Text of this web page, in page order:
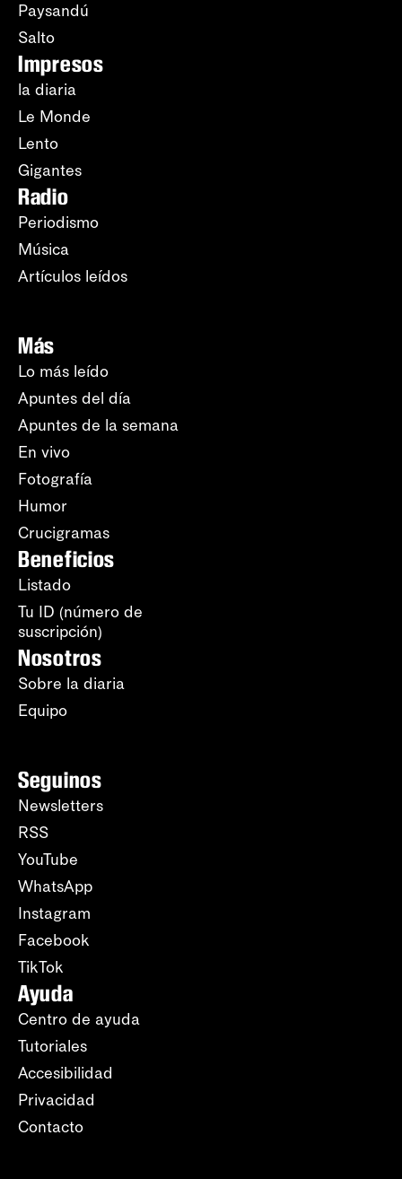
Paysandú
Salto
Impresos
la diaria
Le Monde
Lento
Gigantes
Radio
Periodismo
Música
Artículos leídos
Más
Lo más leído
Apuntes del día
Apuntes de la semana
En vivo
Fotografía
Humor
Crucigramas
Beneficios
Listado
Tu ID (número de
suscripción)
Nosotros
Sobre la diaria
Equipo
Seguinos
Newsletters
RSS
YouTube
WhatsApp
Instagram
Facebook
TikTok
Ayuda
Centro de ayuda
Tutoriales
Accesibilidad
Privacidad
Contacto